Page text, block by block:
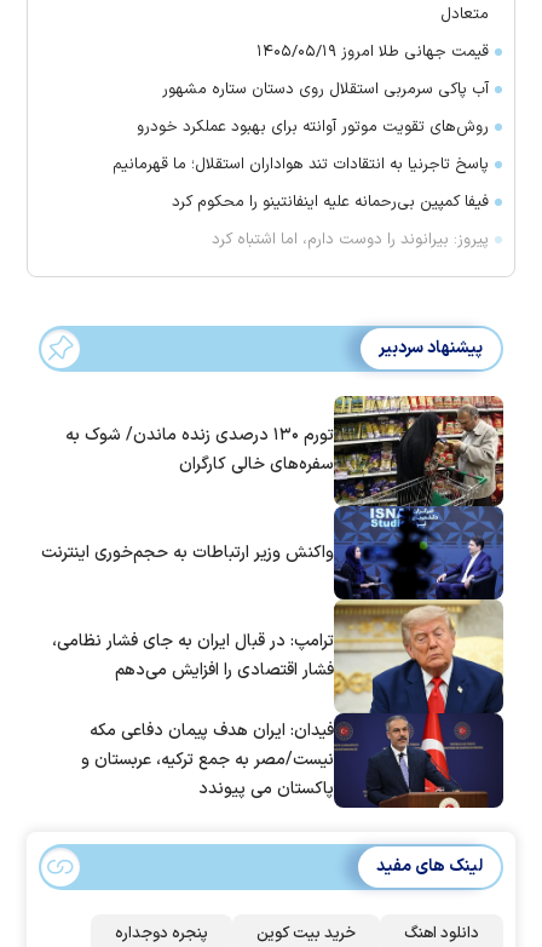
متعادل
قیمت جهانی طلا امروز ۱۴۰۵/۰۵/۱۹
آب پاکی سرمربی استقلال روی دستان ستاره مشهور
روش‌های تقویت موتور آوانته برای بهبود عملکرد خودرو
پاسخ تاجرنیا به انتقادات تند هواداران استقلال؛ ما قهرمانیم
فیفا کمپین بی‌رحمانه علیه اینفانتینو را محکوم کرد
پیروز: بیرانوند را دوست دارم، اما اشتباه کرد
پیشنهاد سردبیر
تورم ۱۳۰ درصدی زنده ماندن/ شوک به
سفره‌های خالی کارگران
واکنش وزیر ارتباطات به حجم‌خوری اینترنت
ترامپ: در قبال ایران به جای فشار نظامی،
فشار اقتصادی را افزایش می‌دهم
فیدان: ایران هدف پیمان دفاعی مکه
نیست/مصر به جمع ترکیه، عربستان و
پاکستان می پیوندد
لینک های مفید
دانلود اهنگ خرید بیت کوین پنجره دوجداره